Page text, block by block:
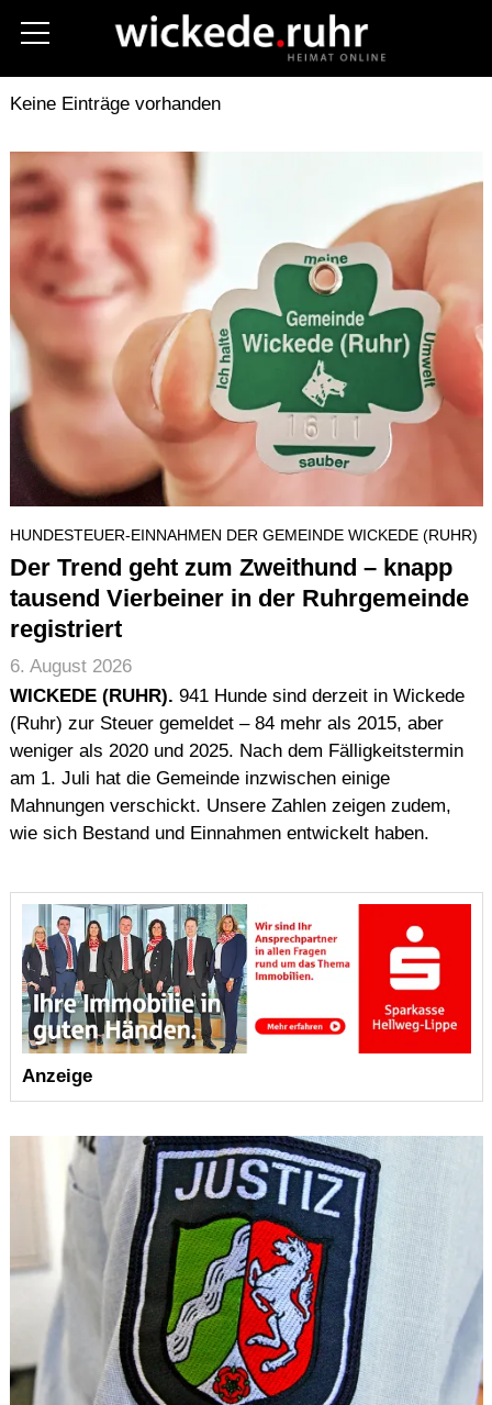
Aktuelles
Kreis Soest
Polizei
Stellenanzeigen
Unternehmen
Gastronomie
Hilfe im Notfall
Vereine
Termine
Kommunalwahl 2025
Über uns
Kontakt (Contact)
Impressum (Imprint)
Urheberrecht (Copyright)
Haftung (Disclaimer)
Datenschutz (Data Protection)
Seitenstruktur (Sitemap)
Suche
Keine Einträge vorhanden
HUNDESTEUER-EINNAHMEN DER GEMEINDE WICKEDE (RUHR)
Der Trend geht zum Zweithund – knapp
tausend Vierbeiner in der Ruhrgemeinde
registriert
6. August 2026
WICKEDE (RUHR). 941 Hunde sind derzeit in Wickede
(Ruhr) zur Steuer gemeldet – 84 mehr als 2015, aber
weniger als 2020 und 2025. Nach dem Fälligkeitstermin
am 1. Juli hat die Gemeinde inzwischen einige
Mahnungen verschickt. Unsere Zahlen zeigen zudem,
wie sich Bestand und Einnahmen entwickelt haben.
Anzeige